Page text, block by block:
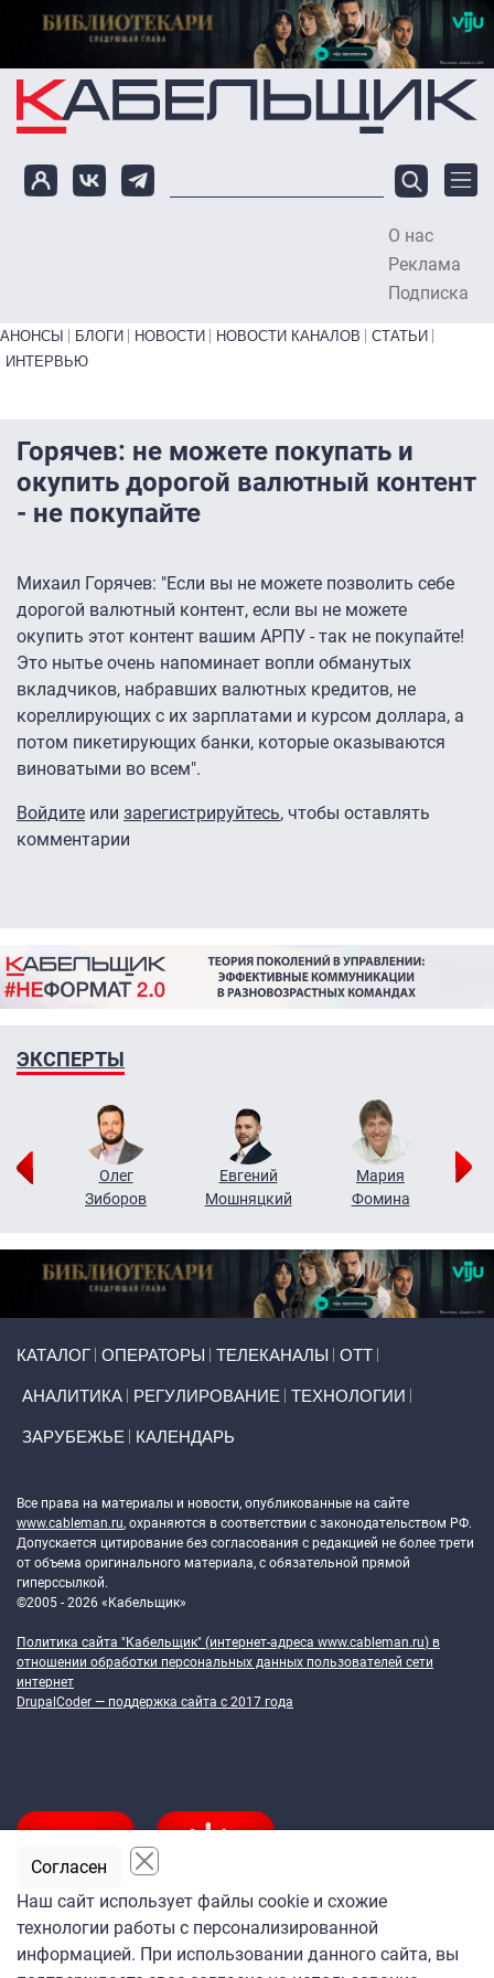
Перейти к основному содержанию
О нас
Реклама
Подписка
Primary links bottom
АНОНСЫ БЛОГИ НОВОСТИ НОВОСТИ КАНАЛОВ
СТАТЬИ
ИНТЕРВЬЮ
Горячев: не можете покупать и
окупить дорогой валютный контент
- не покупайте
Михаил Горячев: "Если вы не можете позволить себе
дорогой валютный контент, если вы не можете
окупить этот контент вашим АРПУ - так не покупайте!
Это нытье очень напоминает вопли обманутых
вкладчиков, набравших валютных кредитов, не
кореллирующих с их зарплатами и курсом доллара, а
потом пикетирующих банки, которые оказываются
виноватыми во всем".
Войдите или зарегистрируйтесь, чтобы оставлять
комментарии
ЭКСПЕРТЫ
Олег
Зиборов
Евгений
Мошняцкий
Мария
Фомина
КАТАЛОГ ОПЕРАТОРЫ ТЕЛЕКАНАЛЫ ОТТ
АНАЛИТИКА РЕГУЛИРОВАНИЕ ТЕХНОЛОГИИ
ЗАРУБЕЖЬЕ КАЛЕНДАРЬ
Все права на материалы и новости, опубликованные на сайте
www.cableman.ru, охраняются в соответствии с законодательством РФ.
Допускается цитирование без согласования с редакцией не более трети
от объема оригинального материала, с обязательной прямой
гиперссылкой.
©2005 - 2026 «Кабельщик»
Политика сайта "Кабельщик" (интернет-адреса www.cableman.ru) в
отношении обработки персональных данных пользователей сети
интернет
DrupalCoder — поддержка сайта c 2017 года
Подпишитесь
Наш сайт использует файлы cookie и схожие
технологии работы с персонализированной
информацией. При использовании данного сайта, вы
Согласен